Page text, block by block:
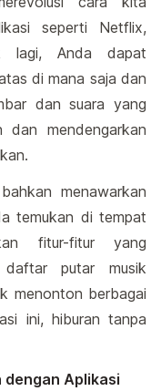
seperti Netflix,
lagi, Anda dapat
di mana saja dan
dan suara yang
dan mendengarkan
menawarkan
temukan di tempat
fitur-fitur yang
daftar putar musik
menonton berbagai
ini, hiburan tanpa
dengan Aplikasi